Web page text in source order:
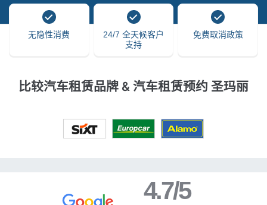
无隐性消费
24/7 全天候客户
支持
免费取消政策
比较汽车租赁品牌 & 汽车租赁预约 圣玛丽
4.7/5